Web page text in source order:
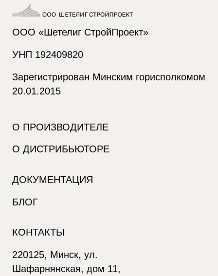
ООО «Шетелиг СтройПроект»
УНП 192409820
Зарегистрирован Минским горисполкомом
20.01.2015
О ПРОИЗВОДИТЕЛЕ
О ДИСТРИБЬЮТОРЕ
ДОКУМЕНТАЦИЯ
БЛОГ
КОНТАКТЫ
220125, Минск, ул.
Шафарнянская, дом 11,